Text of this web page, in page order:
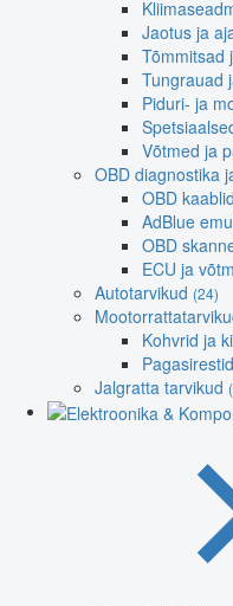
Jaotus ja
Tõmmitsad
Tungrauad
Piduri- ja
Võtmed ja
OBD diagnostika
OBD
AdBlue
OBD
ECU ja
Autotarvikud (24)
Kohvrid ja
Jalgratta tarvikud